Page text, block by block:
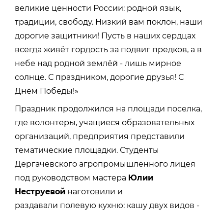
великие ценности России: родной язык,
традиции, свободу. Низкий вам поклон, наши
дорогие защитники! Пусть в наших сердцах
всегда живёт гордость за подвиг предков, а в
небе над родной землёй - лишь мирное
солнце. С праздником, дорогие друзья! С
Днём Победы!»
Праздник продолжился на площади поселка,
где волонтеры, учащиеся образовательных
организаций, предприятия представили
тематические площадки. Студенты
Дергачевского агропромышленного лицея
под руководством мастера Юлии
Неструевой наготовили и
раздавали полевую кухню: кашу двух видов -